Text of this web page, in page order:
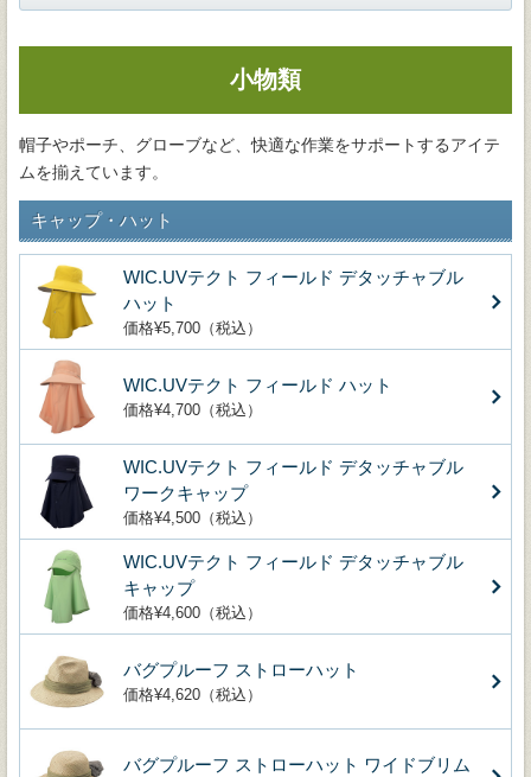
小物類
帽子やポーチ、グローブなど、快適な作業をサポートするアイテ
ムを揃えています。
キャップ・ハット
WIC.UVテクト フィールド デタッチャブル
ハット
価格¥5,700（税込）
WIC.UVテクト フィールド ハット
価格¥4,700（税込）
WIC.UVテクト フィールド デタッチャブル
ワークキャップ
価格¥4,500（税込）
WIC.UVテクト フィールド デタッチャブル
キャップ
価格¥4,600（税込）
バグプルーフ ストローハット
価格¥4,620（税込）
バグプルーフ ストローハット ワイドブリム